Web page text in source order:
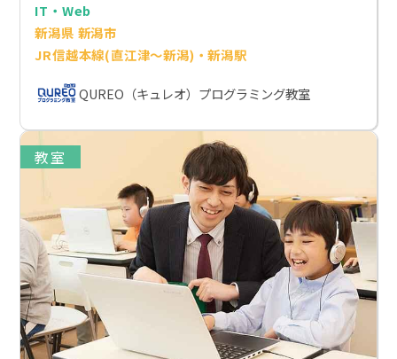
IT・Web
新潟県 新潟市
JR信越本線(直江津～新潟)・新潟駅
QUREO（キュレオ）プログラミング教室
教室